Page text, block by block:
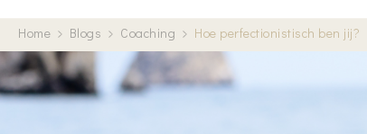
Home Blogs Coaching Hoe perfectionistisch ben jij?